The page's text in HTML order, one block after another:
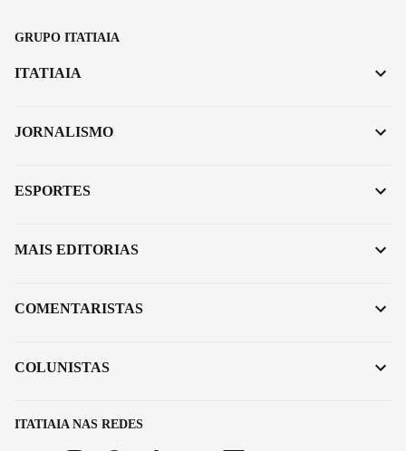
GRUPO ITATIAIA
ITATIAIA NAS REDES
ITATIAIA
JORNALISMO
ESPORTES
MAIS EDITORIAS
COMENTARISTAS
COLUNISTAS